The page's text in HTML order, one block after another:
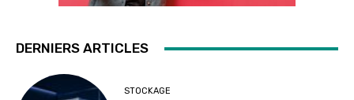
DERNIERS ARTICLES
STOCKAGE